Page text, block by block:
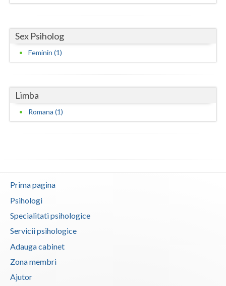
Mures
Neamt
Prahova
Salaj
Teleorman
Timis
Valcea
Vaslui
Sex Psiholog
Feminin (1)
Limba
Romana (1)
Prima pagina
Psihologi
Specialitati psihologice
Servicii psihologice
Adauga cabinet
Zona membri
Ajutor